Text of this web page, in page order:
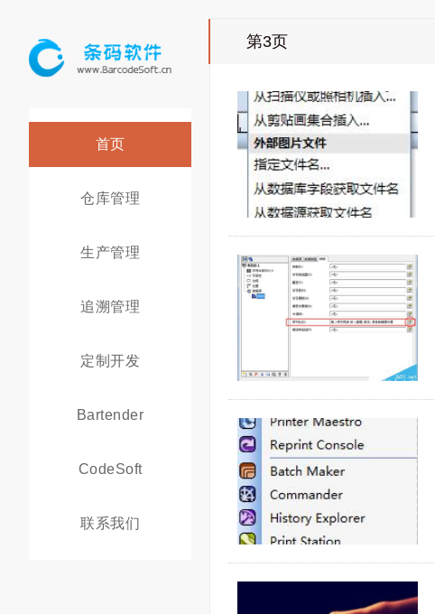
首页
仓库管理
生产管理
追溯管理
定制开发
Bartender
CodeSoft
联系我们
第3页